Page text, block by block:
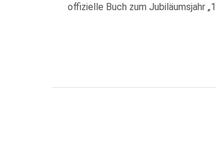
offizielle Buch zum Jubiläumsjahr